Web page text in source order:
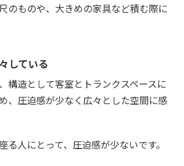
のものや、大きめの家具など積む際に
している
構造として客室とトランクスペースに
、圧迫感が少なく広々とした空間に感
る人にとって、圧迫感が少ないです。